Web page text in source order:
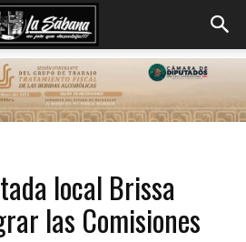
local Brissa
las Comisiones